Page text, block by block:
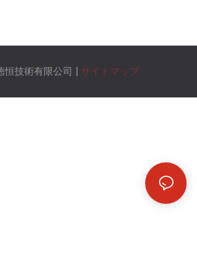
技術有限公司 | サイトマップ